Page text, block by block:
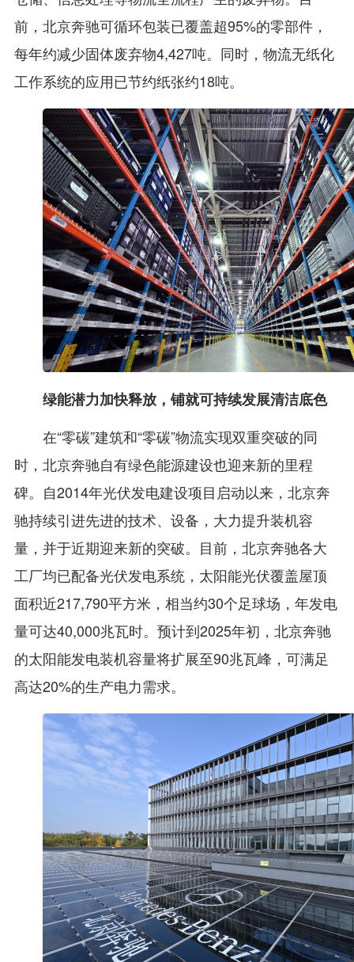
前，北京奔驰可循环包装已覆盖超95%的零部件，
每年约减少固体废弃物4,427吨。同时，物流无纸化
工作系统的应用已节约纸张约18吨。
绿能潜力加快释放，铺就可持续发展清洁底色
在“零碳”建筑和“零碳”物流实现双重突破的同
时，北京奔驰自有绿色能源建设也迎来新的里程
碑。自2014年光伏发电建设项目启动以来，北京奔
驰持续引进先进的技术、设备，大力提升装机容
量，并于近期迎来新的突破。目前，北京奔驰各大
工厂均已配备光伏发电系统，太阳能光伏覆盖屋顶
面积近217,790平方米，相当约30个足球场，年发电
量可达40,000兆瓦时。预计到2025年初，北京奔驰
的太阳能发电装机容量将扩展至90兆瓦峰，可满足
高达20%的生产电力需求。